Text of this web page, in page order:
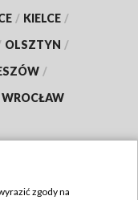
/ KIELCE /
OLSZTYN /
/
WROCŁAW
zgody na